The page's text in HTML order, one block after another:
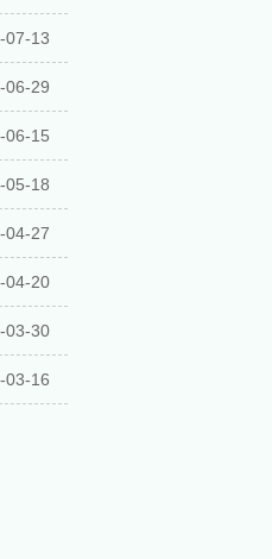
07-13
06-29
06-15
05-18
04-27
04-20
03-30
03-16